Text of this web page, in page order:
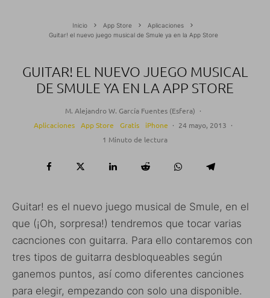
Inicio App Store
Aplicaciones
Guitar! el nuevo juego musical de Smule ya en la App Store
GUITAR! EL NUEVO JUEGO MUSICAL
DE SMULE YA EN LA APP STORE
M. Alejandro W. García Fuentes (Esfera) ·
Aplicaciones
App Store Gratis iPhone · 24 mayo, 2013 ·
1 Minuto de lectura
Guitar! es el nuevo juego musical de Smule, en el
que (¡Oh, sorpresa!) tendremos que tocar varias
cacnciones con guitarra. Para ello contaremos con
tres tipos de guitarra desbloqueables según
ganemos puntos, así como diferentes canciones
para elegir, empezando con solo una disponible.